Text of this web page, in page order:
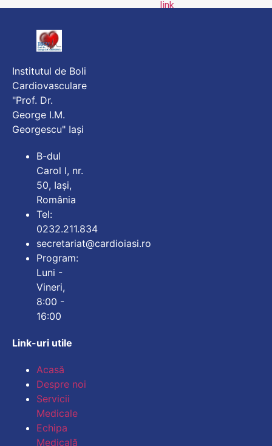
Institutul de Boli
Cardiovasculare
"Prof. Dr.
George I.M.
Georgescu" Iași
B-dul
Carol I, nr.
50, Iași,
România
Tel:
0232.211.834
secretariat@cardioiasi.ro
Program:
Luni -
Vineri,
8:00 -
16:00
Link-uri utile
Acasă
Despre noi
Servicii
Medicale
Echipa
Medicală